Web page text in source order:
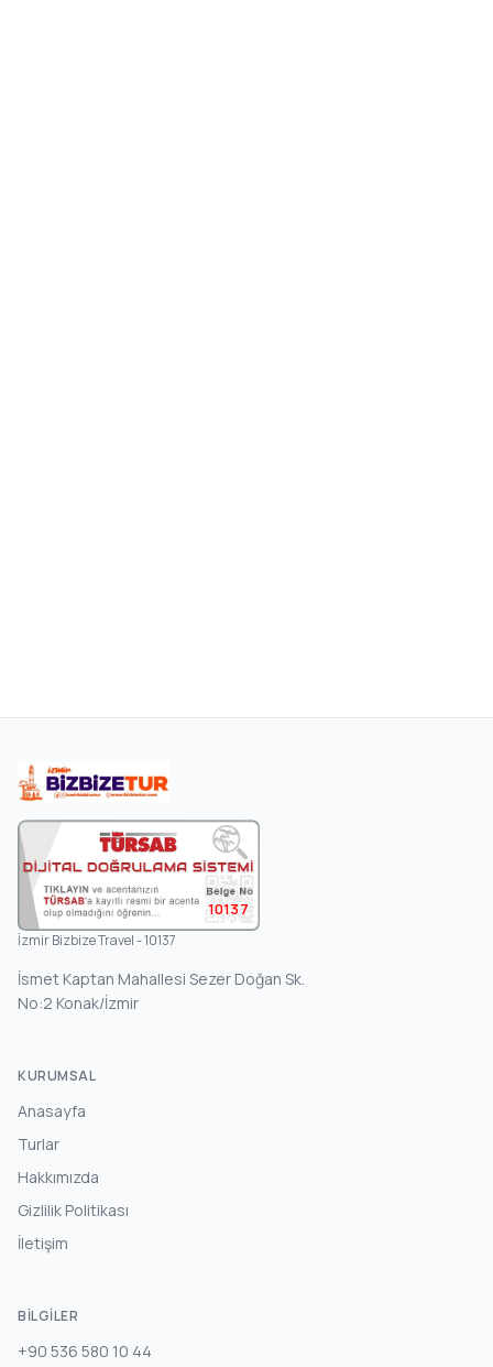
10137
İzmir Bizbize Travel - 10137
İsmet Kaptan Mahallesi Sezer Doğan Sk.
No:2 Konak/İzmir
KURUMSAL
Anasayfa
Turlar
Hakkımızda
Gizlilik Politikası
İletişim
BILGILER
+90 536 580 10 44